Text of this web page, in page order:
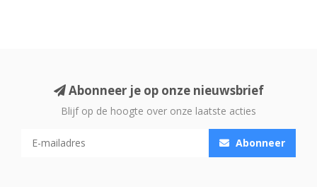
Abonneer je op onze nieuwsbrief
Blijf op de hoogte over onze laatste acties
Abonneer